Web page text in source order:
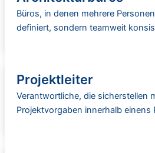
Büros, in denen mehrere
definiert, sondern teamweit
Projektleiter
Verantwortliche, die sicherstellen
Projektvorgaben innerhalb